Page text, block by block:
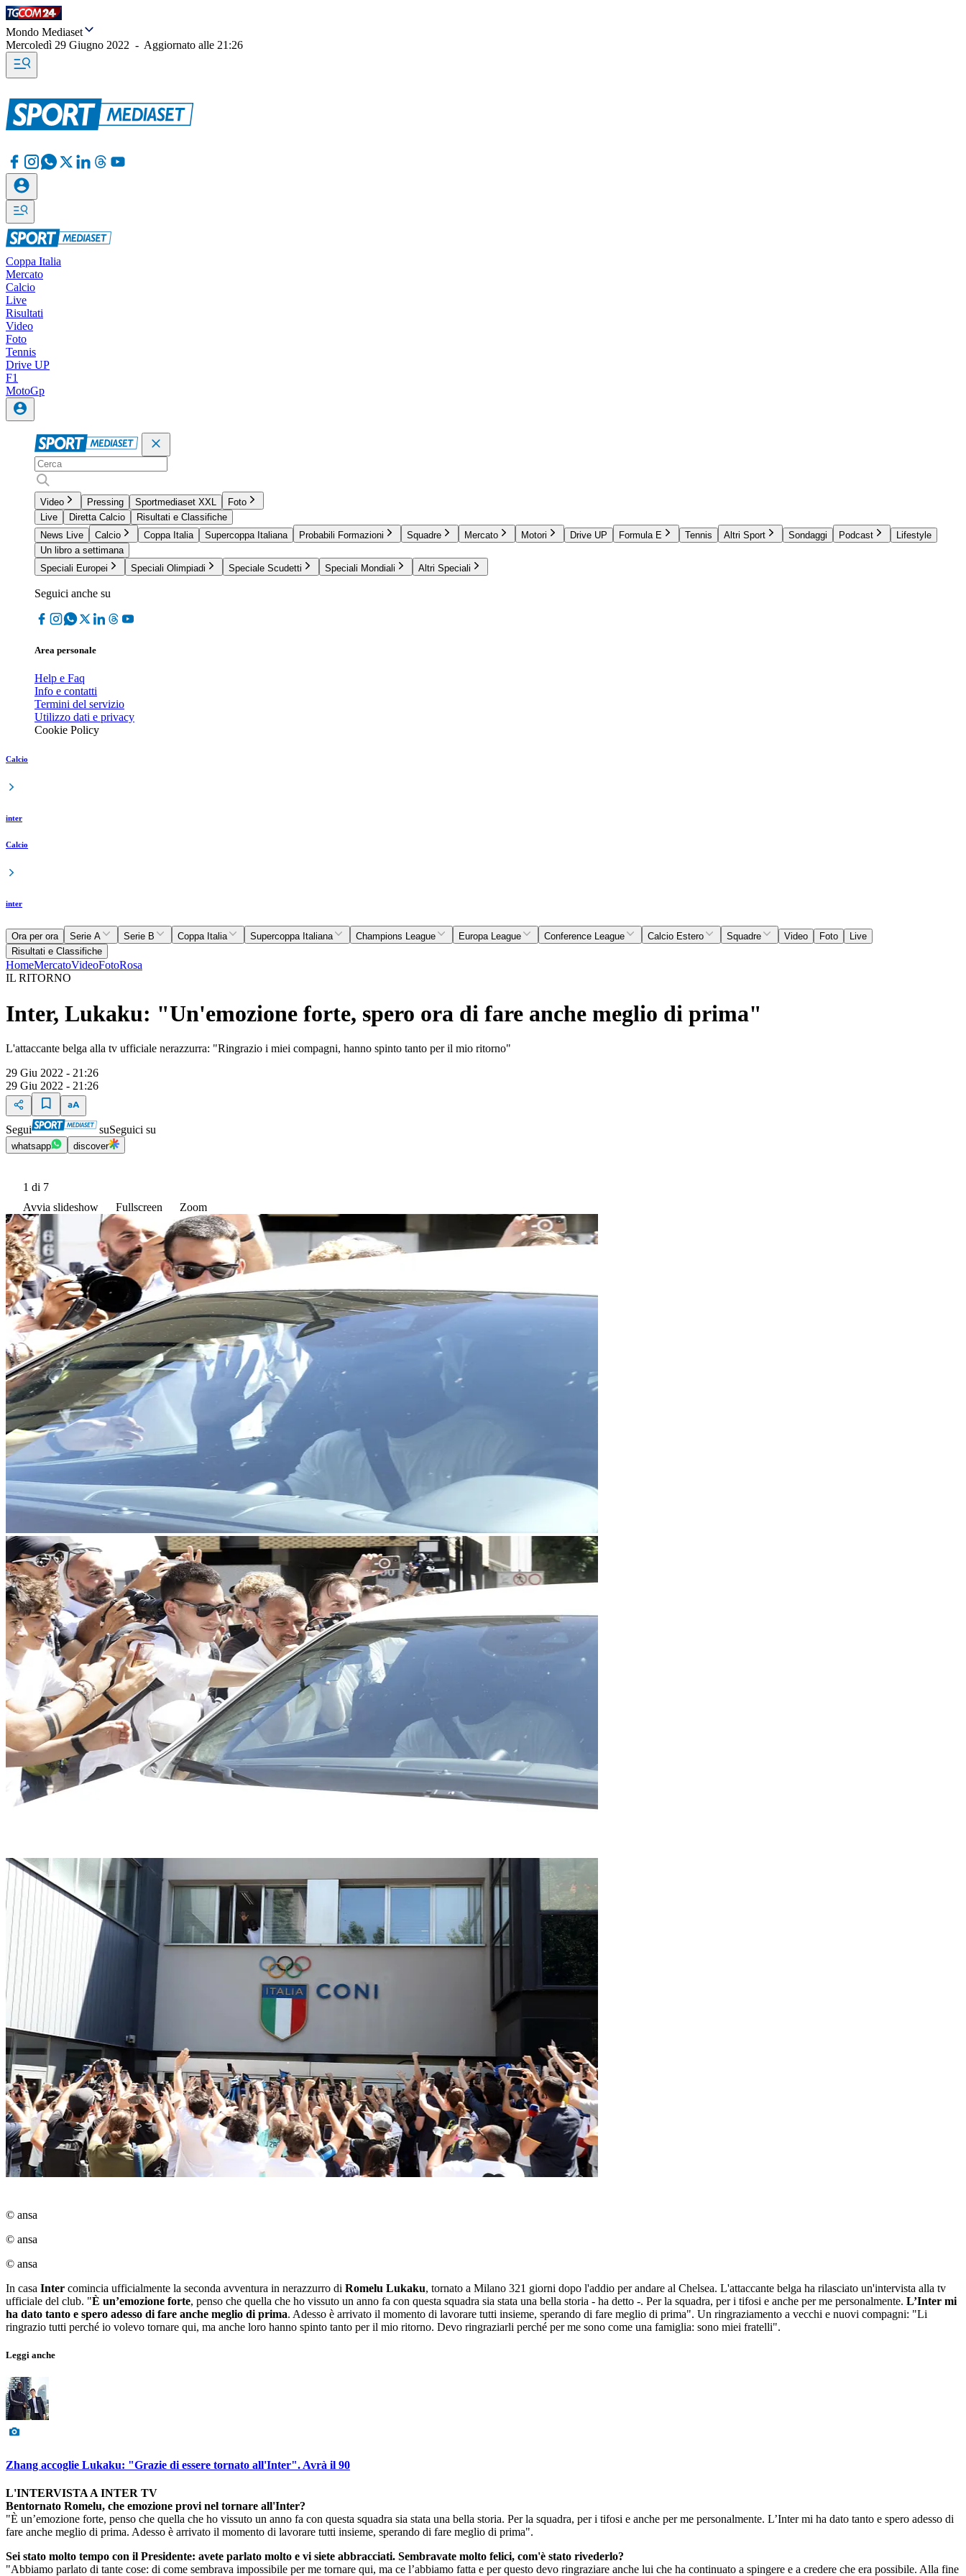
Mondo Mediaset
Mercoledì 29 Giugno 2022 - Aggiornato alle 21:26
Coppa Italia
Mercato
Calcio
Live
Risultati
Video
Foto
Tennis
Drive UP
F1
MotoGp
Video Pressing Sportmediaset XXL
Foto
Live
Diretta Calcio
Risultati e Classifiche
News Live
Calcio Coppa Italia Supercoppa Italiana Probabili Formazioni Squadre Mercato Motori Drive UP Formula E Tennis Altri Sport Sondaggi Podcast
Lifestyle
Un libro a settimana
Speciali Europei
Speciali Olimpiadi Speciale Scudetti Speciali Mondiali Altri Speciali
Seguici anche su
Area personale
Help e Faq
Info e contatti
Termini del servizio
Utilizzo dati e privacy
Cookie Policy
Calcio
inter
Calcio
inter
Ora per ora Serie A Serie B Coppa Italia Supercoppa Italiana Champions League Europa League Conference League Calcio Estero Squadre Video Foto
Live
Risultati e Classifiche
HomeMercatoVideoFotoRosa
IL RITORNO
Inter, Lukaku: "Un'emozione forte, spero ora di fare anche meglio di prima"
L'attaccante belga alla tv ufficiale nerazzurra: "Ringrazio i miei compagni, hanno spinto tanto per il mio ritorno"
29 Giu 2022 - 21:26
29 Giu 2022 - 21:26
Segui suSeguici su
whatsapp discover
1 di 7
Avvia slideshow
Fullscreen Zoom
© ansa
© ansa
© ansa
In casa Inter comincia ufficialmente la seconda avventura in nerazzurro di Romelu Lukaku, tornato a Milano 321 giorni dopo l'addio per andare al Chelsea. L'attaccante belga ha rilasciato un'intervista alla tv
ufficiale del club. "È un’emozione forte, penso che quella che ho vissuto un anno fa con questa squadra sia stata una bella storia - ha detto -. Per la squadra, per i tifosi e anche per me personalmente. L’Inter mi
ha dato tanto e spero adesso di fare anche meglio di prima. Adesso è arrivato il momento di lavorare tutti insieme, sperando di fare meglio di prima". Un ringraziamento a vecchi e nuovi compagni: "Li
ringrazio tutti perché io volevo tornare qui, ma anche loro hanno spinto tanto per il mio ritorno. Devo ringraziarli perché per me sono come una famiglia: sono miei fratelli".
Leggi anche
Zhang accoglie Lukaku: "Grazie di essere tornato all'Inter". Avrà il 90
L'INTERVISTA A INTER TV
Bentornato Romelu, che emozione provi nel tornare all'Inter?
"È un’emozione forte, penso che quella che ho vissuto un anno fa con questa squadra sia stata una bella storia. Per la squadra, per i tifosi e anche per me personalmente. L’Inter mi ha dato tanto e spero adesso di
fare anche meglio di prima. Adesso è arrivato il momento di lavorare tutti insieme, sperando di fare meglio di prima".
Sei stato molto tempo con il Presidente: avete parlato molto e vi siete abbracciati. Sembravate molto felici, com'è stato rivederlo?
"Abbiamo parlato di tante cose: di come sembrava impossibile per me tornare qui, ma ce l’abbiamo fatta e per questo devo ringraziare anche lui che ha continuato a spingere e a credere che era possibile. Alla fine